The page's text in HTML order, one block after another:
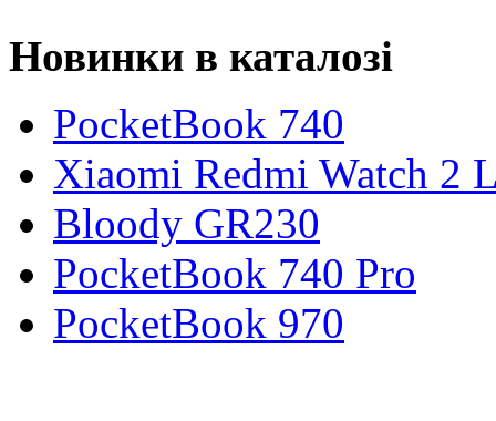
Новинки в каталозі
PocketBook 740
Xiaomi Redmi Watch 2
Bloody GR230
PocketBook 740 Pro
PocketBook 970